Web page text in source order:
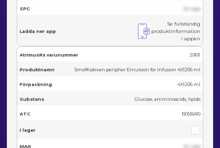
SPC Se i app
Ladda ner app
Se fullständig
produktinformation
i appen
AtrimusRx varunummer 20611
Produktnamn SmofKabiven peripher Emulsion for Infusion 4X1206 ml
Förpackning 4X1206 ml
Substans Glucose, amminoacids, lipids
ATC B05BA10
I lager
MAH Se i app